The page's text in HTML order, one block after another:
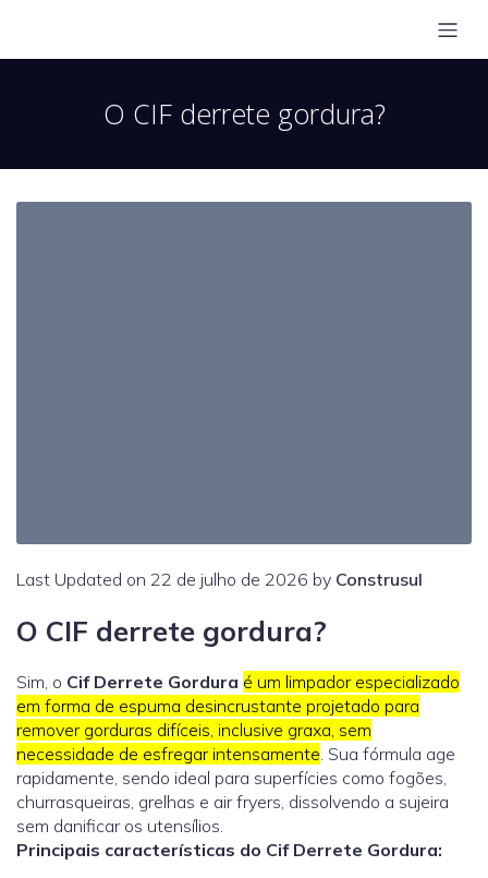
O CIF derrete gordura?
Last Updated on 22 de julho de 2026 by Construsul
O CIF derrete gordura?
Sim, o Cif Derrete Gordura é um limpador especializado
em forma de espuma desincrustante projetado para
remover gorduras difíceis, inclusive graxa, sem
necessidade de esfregar intensamente . Sua fórmula age
rapidamente, sendo ideal para superfícies como fogões,
churrasqueiras, grelhas e air fryers, dissolvendo a sujeira
sem danificar os utensílios.
Principais características do Cif Derrete Gordura: